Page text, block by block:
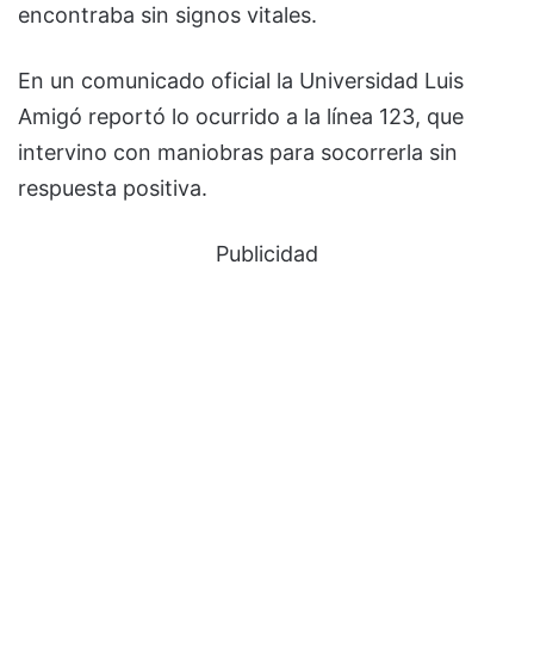
encontraba sin signos vitales.
En un comunicado oficial la Universidad Luis
Amigó reportó lo ocurrido a la línea 123, que
intervino con maniobras para socorrerla sin
respuesta positiva.
Publicidad